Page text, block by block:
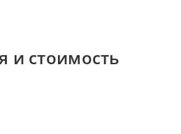
и стоимость